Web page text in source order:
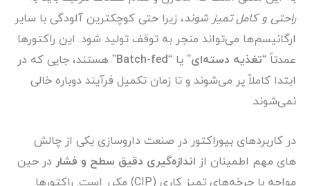
راحتی و کامل تمیز شوند، زیرا حتی کوچکترین آلودگی با سایر
ارگانیسم‌ها می‌تواند منجر به توقف تولید شود. این راکتورها
عمدتاً “تغذیه دسته‌ای” یا “Batch-fed” هستند، جایی که در
ابتدا کاملاً پر می‌شوند و تا زمان تکمیل فرآیند دوباره خالی
نمی‌شوند.
در کاربردهای بیوراکتور در صنعت داروسازی یکی از چالش
های مهم اطمینان از اندازه‌گیری دقیق سطح و فشار در حین
مواجه با چرخه‌های تمیز کاری (CIP)
مکرر است. راکتورها